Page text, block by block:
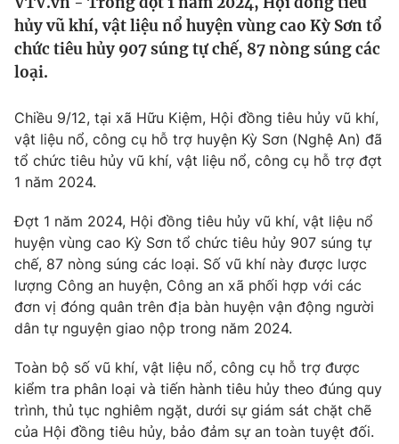
Y tế
Thế giới
Thế giới đó đây
Câu chuyện quốc tế
Kinh tế
Tài chính
Thị trường
Góc doanh nghiệp
Dữ liệu và đời sống
Truyền hình
Phim VTV
Hậu trường
Nhân vật
Khán giả
Giải sao mai
Giải trí
Điện ảnh
Sao
Đời sống
Du lịch
Làm đẹp
Chất lượng cuộc sống
Giáo dục
Tuyển sinh
Công nghệ
hủy vũ khí, vật liệu nổ huyện vùng cao Kỳ Sơn tổ
chức tiêu hủy 907 súng tự chế, 87 nòng súng các
loại.
Chiều 9/12, tại xã Hữu Kiệm, Hội đồng tiêu hủy vũ khí,
vật liệu nổ, công cụ hỗ trợ huyện Kỳ Sơn (Nghệ An) đã
tổ chức tiêu hủy vũ khí, vật liệu nổ, công cụ hỗ trợ đợt
1 năm 2024.
Đợt 1 năm 2024, Hội đồng tiêu hủy vũ khí, vật liệu nổ
huyện vùng cao Kỳ Sơn tổ chức tiêu hủy 907 súng tự
chế, 87 nòng súng các loại. Số vũ khí này được lược
lượng Công an huyện, Công an xã phối hợp với các
đơn vị đóng quân trên địa bàn huyện vận động người
dân tự nguyện giao nộp trong năm 2024.
Toàn bộ số vũ khí, vật liệu nổ, công cụ hỗ trợ được
kiểm tra phân loại và tiến hành tiêu hủy theo đúng quy
trình, thủ tục nghiêm ngặt, dưới sự giám sát chặt chẽ
của Hội đồng tiêu hủy, bảo đảm sự an toàn tuyệt đối.